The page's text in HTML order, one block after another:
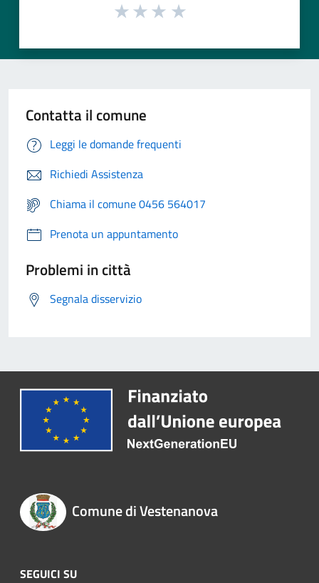
Contatta il comune
Leggi le domande frequenti
Richiedi Assistenza
Chiama il comune 0456 564017
Prenota un appuntamento
Problemi in città
Segnala disservizio
Comune di Vestenanova
SEGUICI SU